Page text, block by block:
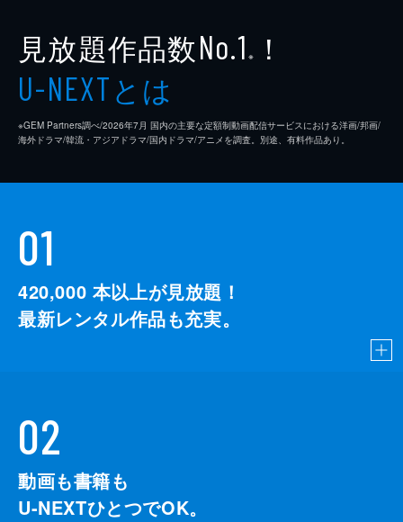
見放題作品数No.1 ※ ！
U-NEXTとは
※GEM Partners調べ/2026年7⽉ 国内の主要な定額制動画配信サービスにおける洋画/邦画/
海外ドラマ/韓流・アジアドラマ/国内ドラマ/アニメを調査。別途、有料作品あり。
01
420,000 本以上が見放題！
最新レンタル作品も充実。
02
動画も書籍も
U-NEXTひとつでOK。